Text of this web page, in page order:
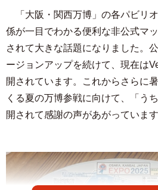
「大阪・関西万博」の各パビリ
係が一目でわかる便利な非公式マ
されて大きな話題になりました。
ージョンアップを続けて、現在は
開されています。これからさらに
くる夏の万博参戦に向けて、「う
開されて感謝の声があがっています